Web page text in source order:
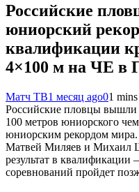
Российские
юниорский
квалификации
4×100 м на ЧЕ в
Матч ТВ1 месяц ago01 mins
Российские пловцы вышли
100 метров юниорского
юниорским рекордом
Матвей Миляев и Михаил
результат в
соревнований пройдет